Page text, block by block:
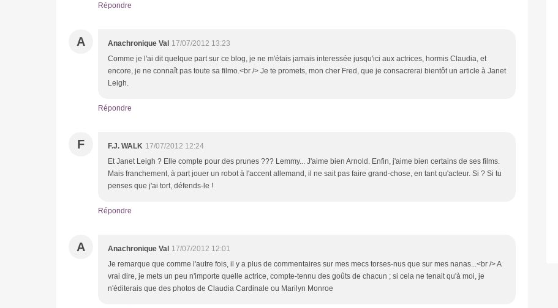
Répondre
A Anachronique Val 17/07/2012 13:23
Comme je l'ai dit quelque part sur ce blog, je ne m'étais jamais interessée jusqu'ici aux actrices, hormis Claudia, et
encore, je ne connaît pas toute sa filmo.<br /> Je te promets, mon cher Fred, que je consacrerai bientôt un article à Janet
Leigh.
Répondre
F F.J. WALK 17/07/2012 12:24
Et Janet Leigh ? Elle compte pour des prunes ??? Lemmy... J'aime bien Arnold. Enfin, j'aime bien certains de ses films.
Mais franchement, à part jouer un robot à l'accent allemand, il ne sait pas faire grand-chose, en tant qu'acteur. Si ? Si tu
penses que j'ai tort, défends-le !
Répondre
A Anachronique Val 17/07/2012 12:01
Je remarque que comme l'autre fois, il y a plus de commentaires sur mes mecs torses-nus que sur mes nanas...<br /> A
vrai dire, je mets un peu n'importe quelle actrice, compte-tennu des goûts de chacun ; si cela ne tenait qu'à moi, je
n'éditerais que des photos de Claudia Cardinale ou Marilyn Monroe